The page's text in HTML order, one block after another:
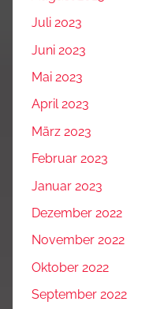
Juli 2023
Juni 2023
Mai 2023
April 2023
März 2023
Februar 2023
Januar 2023
Dezember 2022
November 2022
Oktober 2022
September 2022